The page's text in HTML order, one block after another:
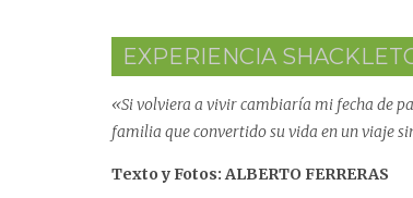
EXPERIENCIA
«Si volviera a vivir cambiaría mi fecha de
familia que convertido su vida en un viaje
Texto y Fotos: ALBERTO FERRERAS